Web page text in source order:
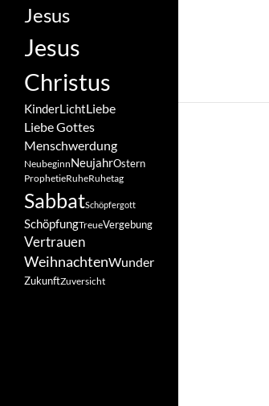
Jesus
Jesus
Christus
KinderLichtLiebe
Liebe Gottes
Menschwerdung
NeubeginnNeujahrOstern
ProphetieRuheRuhetag
SabbatSchöpfergott
SchöpfungTreueVergebung
Vertrauen
WeihnachtenWunder
ZukunftZuversicht